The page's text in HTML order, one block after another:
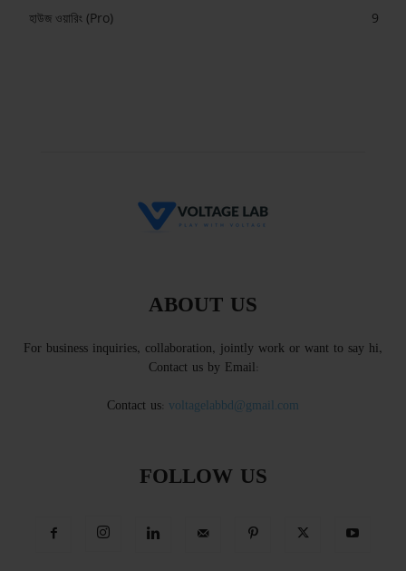
হাউজ ওয়ারিং (Pro)
9
ABOUT US
For business inquiries, collaboration, jointly work or want to say hi,
Contact us by Email:
Contact us: voltagelabbd@gmail.com
FOLLOW US